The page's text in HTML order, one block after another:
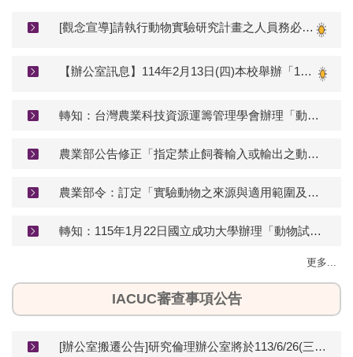
[觀念宣導]請執行動物實驗研究計畫之人員務必遵守實驗動物科學應用規範。
【辦公室訊息】114年2月13日(四)本校舉辦「114年度實驗動物使用者教育訓練」線上課程
轉知：台灣農業科技資源運籌管理學會辦理「動物實驗替代成果暨輔導說明會」
農業部公告修正「指定禁止飼養輸入或輸出之動物」(生效日期：115年5月1日)
農業部令：訂定「實驗動物之來源與適用範圍及管理辦法」
轉知：115年1月22日國立成功大學辦理「動物試驗到學術誠信與責任: 從農場動物、伴侶動物、與實驗動物說起」講座
更多...
IACUC審查事項公告
[辦公室搬遷公告]研究倫理辦公室將於113/6/26(三)起於舊育成中心1樓-R116為您服務